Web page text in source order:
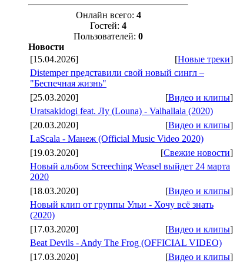
Онлайн всего: 4
Гостей: 4
Пользователей: 0
Новости
[15.04.2026]
[Новые треки]
Distemper представили свой новый сингл –
"Беспечная жизнь"
[25.03.2020]
[Видео и клипы]
Uratsakidogi feat. Лу (Louna) - Valhallala (2020)
[20.03.2020]
[Видео и клипы]
LaScala - Манеж (Official Music Video 2020)
[19.03.2020]
[Свежие новости]
Новый альбом Screeching Weasel выйдет 24 марта
2020
[18.03.2020]
[Видео и клипы]
Новый клип от группы Ульи - Хочу всё знать
(2020)
[17.03.2020]
[Видео и клипы]
Beat Devils - Andy The Frog (OFFICIAL VIDEO)
[17.03.2020]
[Видео и клипы]